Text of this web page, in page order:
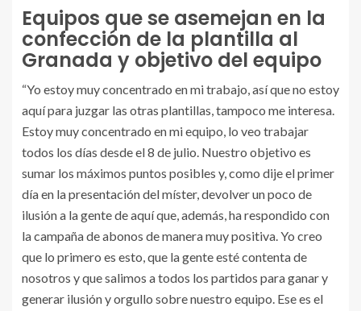
Equipos que se asemejan en la
confección de la plantilla al
Granada y objetivo del equipo
“Yo estoy muy concentrado en mi trabajo, así que no estoy
aquí para juzgar las otras plantillas, tampoco me interesa.
Estoy muy concentrado en mi equipo, lo veo trabajar
todos los días desde el 8 de julio. Nuestro objetivo es
sumar los máximos puntos posibles y, como dije el primer
día en la presentación del míster, devolver un poco de
ilusión a la gente de aquí que, además, ha respondido con
la campaña de abonos de manera muy positiva. Yo creo
que lo primero es esto, que la gente esté contenta de
nosotros y que salimos a todos los partidos para ganar y
generar ilusión y orgullo sobre nuestro equipo. Ese es el